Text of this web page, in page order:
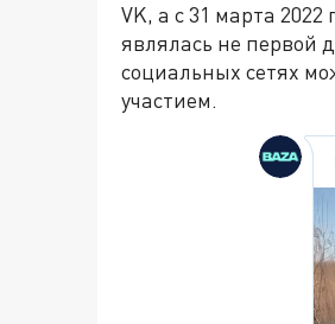
VK, а с 31 марта
являлась не первой
социальных сетях
участием.